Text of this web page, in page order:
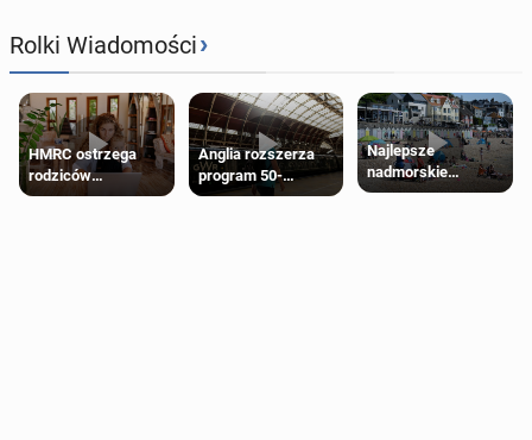
Rolki Wiadomości›
HMRC ostrzega
rodziców
pobierających Child
Anglia rozszerza
program 50-
procentowych
Najlepsze
nadmorskie
miasteczko blisko